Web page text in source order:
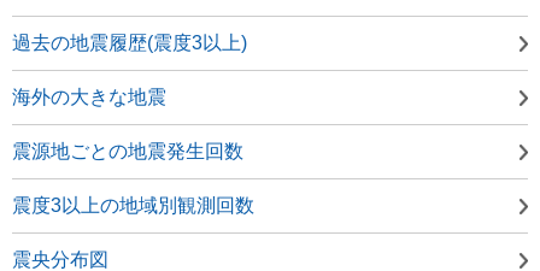
過去の地震履歴(震度3以上)
海外の大きな地震
震源地ごとの地震発生回数
震度3以上の地域別観測回数
震央分布図